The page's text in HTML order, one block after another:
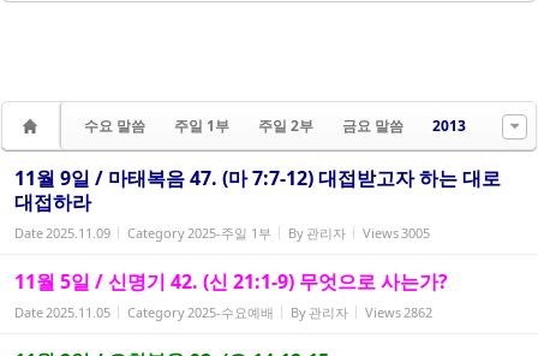
수요 말씀 주일 1부 주일 2부 금요 말씀 2013
11월 9일 / 마태복음 47. (마 7:7-12) 대접받고자 하는 대로
대접하라
Date2025.11.09 Category2025-주일 1부 By 관리자 Views3005
11월 5일 / 신명기 42. (신 21:1-9) 무엇으로 사는가?
Date2025.11.05 Category2025-수요예배 By 관리자 Views2862